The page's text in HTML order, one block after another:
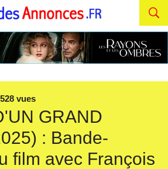
vues
GRAND
: Bande-
film avec François